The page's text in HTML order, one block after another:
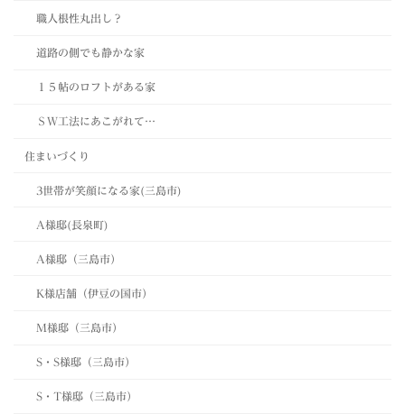
職人根性丸出し？
道路の側でも静かな家
１５帖のロフトがある家
ＳＷ工法にあこがれて…
住まいづくり
3世帯が笑顔になる家(三島市)
A様邸(長泉町)
A様邸（三島市）
K様店舗（伊豆の国市）
M様邸（三島市）
S・S様邸（三島市）
S・T様邸（三島市）